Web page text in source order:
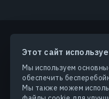
Этот сайт
Мы используем
обеспечить
Мы также можем
ПРОДУКТЫ И РЕШЕНИЯ
ОТРАСЛИ